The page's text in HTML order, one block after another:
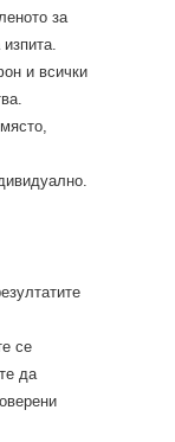
за
и всички
се
да